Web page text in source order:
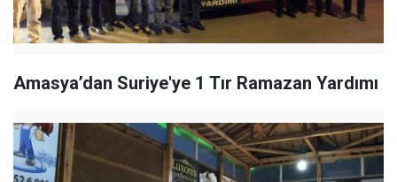
Amasya’dan Suriye'ye 1 Tır Ramazan Yardımı